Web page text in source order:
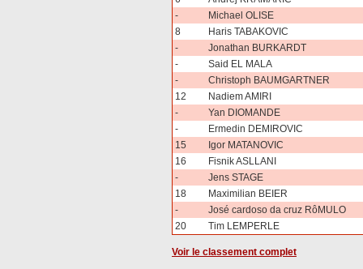
-
Michael OLISE
8
Haris TABAKOVIC
-
Jonathan BURKARDT
-
Said EL MALA
-
Christoph BAUMGARTNER
12
Nadiem AMIRI
-
Yan DIOMANDE
-
Ermedin DEMIROVIC
15
Igor MATANOVIC
16
Fisnik ASLLANI
-
Jens STAGE
18
Maximilian BEIER
-
José cardoso da cruz RôMULO
20
Tim LEMPERLE
Voir le classement complet